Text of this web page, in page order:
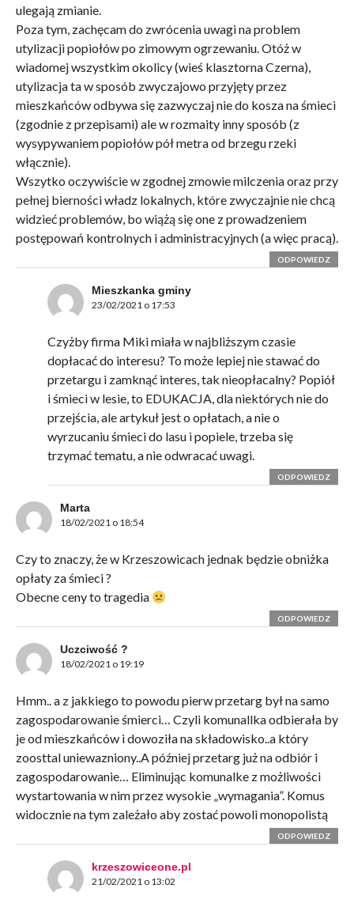
ulegają zmianie.
Poza tym, zachęcam do zwrócenia uwagi na problem
utylizacji popiołów po zimowym ogrzewaniu. Otóż w
wiadomej wszystkim okolicy (wieś klasztorna Czerna),
utylizacja ta w sposób zwyczajowo przyjęty przez
mieszkańców odbywa się zazwyczaj nie do kosza na śmieci
(zgodnie z przepisami) ale w rozmaity inny sposób (z
wysypywaniem popiołów pół metra od brzegu rzeki
włącznie).
Wszytko oczywiście w zgodnej zmowie milczenia oraz przy
pełnej bierności władz lokalnych, które zwyczajnie nie chcą
widzieć problemów, bo wiążą się one z prowadzeniem
postępowań kontrolnych i administracyjnych (a więc pracą).
ODPOWIEDZ
Mieszkanka gminy
23/02/2021 o 17:53
Czyżby firma Miki miała w najbliższym czasie
dopłacać do interesu? To może lepiej nie stawać do
przetargu i zamknąć interes, tak nieopłacalny? Popiół
i śmieci w lesie, to EDUKACJA, dla niektórych nie do
przejścia, ale artykuł jest o opłatach, a nie o
wyrzucaniu śmieci do lasu i popiele, trzeba się
trzymać tematu, a nie odwracać uwagi.
ODPOWIEDZ
Marta
18/02/2021 o 18:54
Czy to znaczy, że w Krzeszowicach jednak będzie obniżka
opłaty za śmieci ?
Obecne ceny to tragedia
ODPOWIEDZ
Uczciwość ?
18/02/2021 o 19:19
Hmm.. a z jakkiego to powodu pierw przetarg był na samo
zagospodarowanie śmierci… Czyli komunallka odbierała by
je od mieszkańców i dowoziła na składowisko..a który
zoosttal uniewazniony..A później przetarg już na odbiór i
zagospodarowanie… Eliminując komunalke z możliwości
wystartowania w nim przez wysokie „wymagania”. Komus
widocznie na tym zależało aby zostać powoli monopolistą
ODPOWIEDZ
krzeszowiceone.pl
21/02/2021 o 13:02